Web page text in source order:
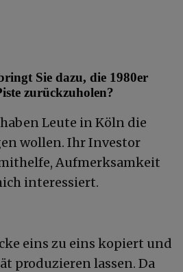
Sie dazu, die 1980er
zurückzuholen?
Leute in Köln die
wollen. Ihr Investor
Aufmerksamkeit
interessiert.
eins zu eins kopiert und
produzieren lassen. Da